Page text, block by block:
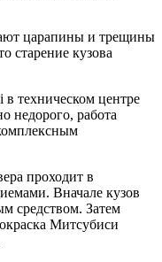
царапины и трещины
старение кузова
в техническом центре
недорого, работа
проходит в
Вначале кузов
средством. Затем
Митсубиси